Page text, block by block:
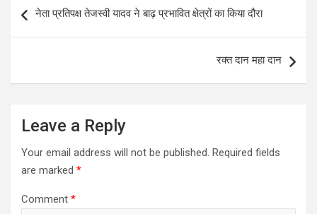
navigation
नेता प्रतिपक्ष तेजस्वी यादव ने बाढ़ प्रभावित क्षेत्रों का किया दौरा
रक्त दान महा दान
Leave a Reply
Your email address will not be published. Required fields
are marked *
Comment *